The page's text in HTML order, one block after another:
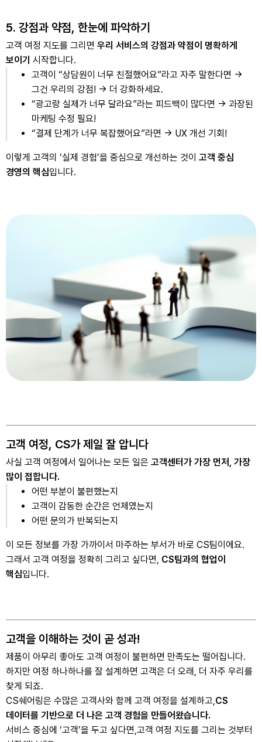
5. 강점과 약점, 한눈에 파악하기
고객 여정 지도를 그리면 우리 서비스의 강점과 약점이 명확하게
보이기 시작합니다.
고객이 “상담원이 너무 친절했어요”라고 자주 말한다면 →
그건 우리의 강점! → 더 강화하세요.
“광고랑 실제가 너무 달라요”라는 피드백이 많다면 → 과장된
마케팅 수정 필요!
“결제 단계가 너무 복잡했어요”라면 → UX 개선 기회!
이렇게 고객의 ‘실제 경험’을 중심으로 개선하는 것이 고객 중심
경영의 핵심입니다.
고객 여정, CS가 제일 잘 압니다
사실 고객 여정에서 일어나는 모든 일은 고객센터가 가장 먼저, 가장
많이 접합니다.
어떤 부분이 불편했는지
고객이 감동한 순간은 언제였는지
어떤 문의가 반복되는지
이 모든 정보를 가장 가까이서 마주하는 부서가 바로 CS팀이에요.
그래서 고객 여정을 정확히 그리고 싶다면, CS팀과의 협업이
핵심입니다.
고객을 이해하는 것이 곧 성과!
제품이 아무리 좋아도 고객 여정이 불편하면 만족도는 떨어집니다.
하지만 여정 하나하나를 잘 설계하면 고객은 더 오래, 더 자주 우리를
찾게 되죠.
CS쉐어링은 수많은 고객사와 함께 고객 여정을 설계하고,CS
데이터를 기반으로 더 나은 고객 경험을 만들어왔습니다.
서비스 중심에 ‘고객’을 두고 싶다면,고객 여정 지도를 그리는 것부터